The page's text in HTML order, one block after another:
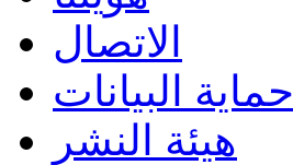
الاتصال
حماية البيانات
هيئة النشر